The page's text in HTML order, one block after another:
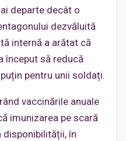
departe decât o
dezvăluită
internă a arătat că
început să reducă
pentru unii soldați.
vaccinările anuale
imunizarea pe scară
disponibilității, în